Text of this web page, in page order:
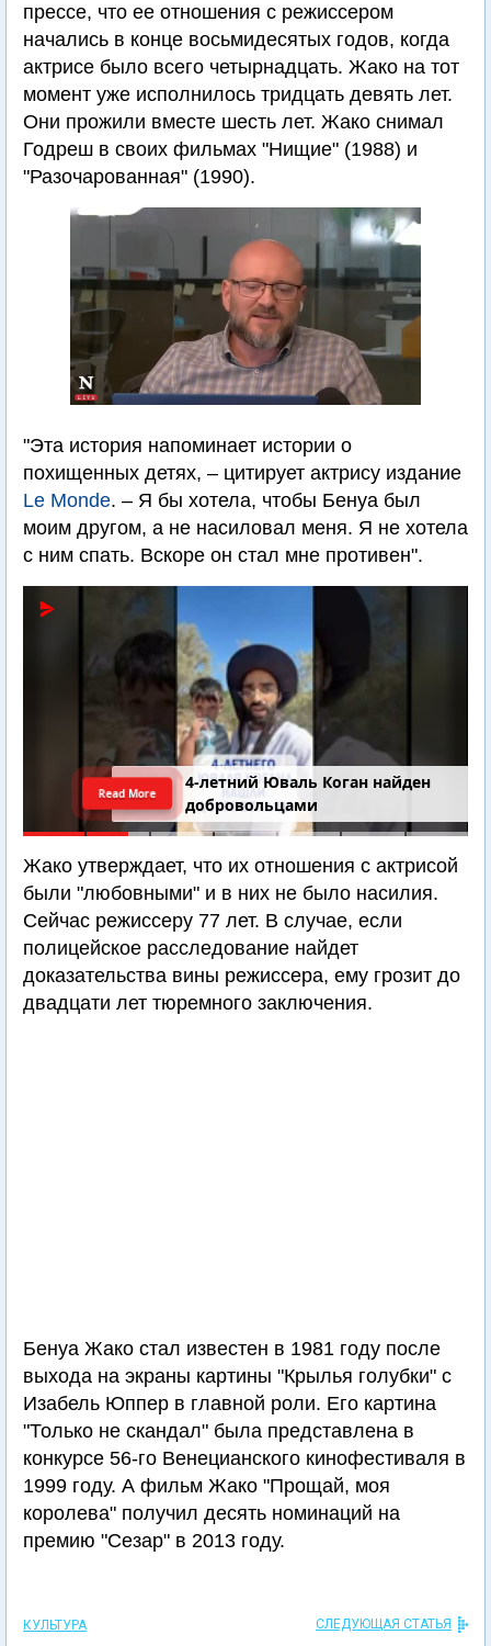
прессе, что ее отношения с режиссером
начались в конце восьмидесятых годов, когда
актрисе было всего четырнадцать. Жако на тот
момент уже исполнилось тридцать девять лет.
Они прожили вместе шесть лет. Жако снимал
Годреш в своих фильмах "Нищие" (1988) и
"Разочарованная" (1990).
"Эта история напоминает истории о
похищенных детях, – цитирует актрису издание
Le Monde. – Я бы хотела, чтобы Бенуа был
моим другом, а не насиловал меня. Я не хотела
с ним спать. Вскоре он стал мне противен".
4-летний Юваль Коган найден
добровольцами
Read More
Жако утверждает, что их отношения с актрисой
были "любовными" и в них не было насилия.
Сейчас режиссеру 77 лет. В случае, если
полицейское расследование найдет
доказательства вины режиссера, ему грозит до
двадцати лет тюремного заключения.
Бенуа Жако стал известен в 1981 году после
выхода на экраны картины "Крылья голубки" с
Изабель Юппер в главной роли. Его картина
"Только не скандал" была представлена в
конкурсе 56-го Венецианского кинофестиваля в
1999 году. А фильм Жако "Прощай, моя
королева" получил десять номинаций на
премию "Сезар" в 2013 году.
КУЛЬТУРА СЛЕДУЮЩАЯ СТАТЬЯ